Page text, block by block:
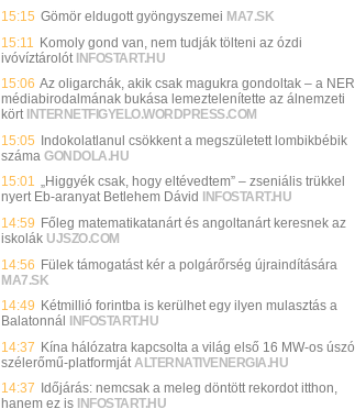
15:15 Gömör eldugott gyöngyszemei MA7.SK
15:11
Komoly gond van, nem tudják tölteni az ózdi
ivóvíztárolót INFOSTART.HU
15:06 Az oligarchák, akik csak magukra gondoltak – a NER
médiabirodalmának bukása lemeztelenítette az álnemzeti
kört INTERNETFIGYELO.WORDPRESS.COM
15:05 Indokolatlanul csökkent a megszületett lombikbébik
száma GONDOLA.HU
15:01 „Higgyék csak, hogy eltévedtem” – zseniális trükkel
nyert Eb-aranyat Betlehem Dávid
INFOSTART.HU
14:59 Főleg matematikatanárt és angoltanárt keresnek az
iskolák UJSZO.COM
14:56 Fülek támogatást kér a polgárőrség újraindítására
MA7.SK
14:49 Kétmillió forintba is kerülhet egy ilyen mulasztás a
Balatonnál
INFOSTART.HU
14:37 Kína hálózatra kapcsolta a világ első 16 MW-os úszó
szélerőmű-platformját ALTERNATIVENERGIA.HU
14:37
Időjárás: nemcsak a meleg döntött rekordot itthon,
hanem ez is INFOSTART.HU